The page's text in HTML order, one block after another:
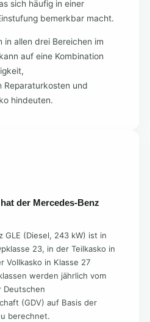
sich häufig in einer
bemerkbar macht.
in allen drei Bereichen im
auf eine Kombination
und
hindeuten.
der Mercedes-Benz
GLE (Diesel, 243 kW) ist in
23, in der Teilkasko in
Vollkasko in Klasse 27
werden jährlich vom
Deutschen
(GDV) auf Basis der
berechnet.